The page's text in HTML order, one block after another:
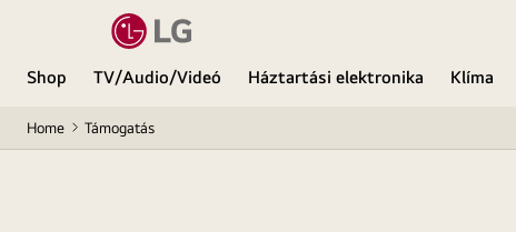
Shop TV/Audio/Videó Háztartási elektronika Klíma
Home Támogatás